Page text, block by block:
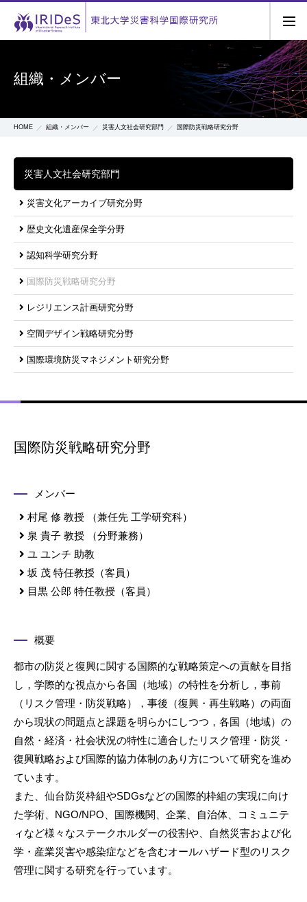
組織・メンバー
HOME 組織・メンバー 災害人文社会研究部門 国際防災戦略研究分野
災害人文社会研究部門
災害文化アーカイブ研究分野
歴史文化遺産保全学分野
認知科学研究分野
国際防災戦略研究分野
レジリエンス計画研究分野
空間デザイン戦略研究分野
国際環境防災マネジメント研究分野
国際防災戦略研究分野
メンバー
村尾 修 教授
（兼任先 工学研究科）
泉 貴子 教授
（分野兼務）
ユ ユンチ 助教
坂 茂 特任教授（客員）
目黒 公郎 特任教授（客員）
概要
都市の防災と復興に関する国際的な戦略策定への貢献を目指
し，学際的な視点から各国（地域）の特性を分析し，事前
（リスク管理・防災戦略），事後（復興・再生戦略）の両面
から現状の問題点と課題を明らかにしつつ，各国（地域）の
自然・経済・社会状況の特性に適合したリスク管理・防災・
復興戦略および国際的協力体制のあり方について研究を進め
ています。
また、仙台防災枠組やSDGsなどの国際的枠組の実現に向け
た学術、NGO/NPO、国際機関、企業、自治体、コミュニテ
ィなど様々なステークホルダーの役割や、自然災害および化
学・産業災害や感染症などを含むオールハザード型のリスク
管理に関する研究を行っています。